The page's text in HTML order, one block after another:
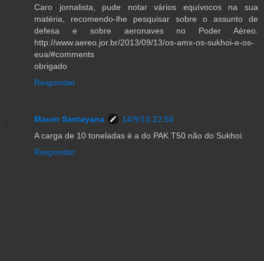
Caro jornalista, pude notar vários equívocos na sua
matéria, recomendo-lhe pesquisar sobre o assunto de
defesa e sobre aeronaves no Poder Aéreo.
http://www.aereo.jor.br/2013/09/13/os-amx-os-sukhoi-e-os-
eua/#comments
obrigado
Responder
Mauro Santayana
14/9/13 22:56
A carga de 10 toneladas é a do PAK T50 não do Sukhoi.
Responder